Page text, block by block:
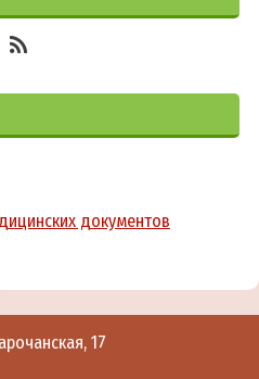
документов
17